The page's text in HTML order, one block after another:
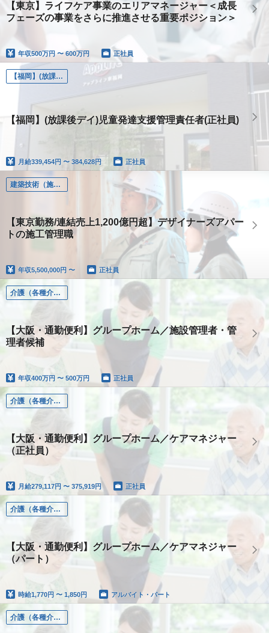
【東京】ライフケア事業のエリアマネージャー＜成長
フェーズの事業をさらに推進させる重要ポジション＞
年収500万円 〜 600万円 正社員
【福岡】(放課後デイ)児童発達支援管理責任者(正社員)
【福岡】(放課後デイ)児童発達支援管理責任者(正社員)
月給339,454円 〜 384,628円 正社員
建築技術（施工管理、設計、土木、設備）
【東京勤務/連結売上1,200億円超】デザイナーズアパー
トの施工管理職
年収5,500,000円 〜 正社員
介護（各種介護職）
【大阪・通勤便利】グループホーム／施設管理者・管
理者候補
年収400万円 〜 500万円 正社員
介護（各種介護職）
【大阪・通勤便利】グループホーム／ケアマネジャー
（正社員）
月給279,117円 〜 375,919円 正社員
介護（各種介護職）
【大阪・通勤便利】グループホーム／ケアマネジャー
（パート）
時給1,770円 〜 1,850円 アルバイト・パート
介護（各種介護職）